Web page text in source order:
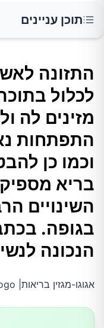
תוכן עניינים
חומרים מזינים לה
נאותה של העובר,
בריא מספיק בכדי
המתחוללים
הנכונה לנשים
מה אני צריכה
למה אני צריכה
האם אני צריכה
מזונות שיש
האם אני צריכה
התזונה
לכלול
מזינים לה
התפתחות
וכמו כן
בריא
השינויים
בגופה.
הנכונה
אגוגו-מגזין בריאות| Agogo | פורסם 23/1/13